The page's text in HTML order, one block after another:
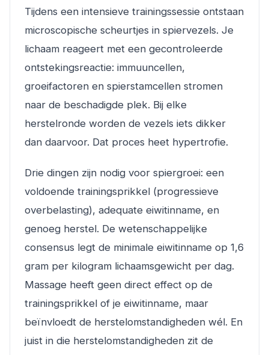
Tijdens een intensieve trainingssessie ontstaan
microscopische scheurtjes in spiervezels. Je
lichaam reageert met een gecontroleerde
ontstekingsreactie: immuuncellen,
groeifactoren en spierstamcellen stromen
naar de beschadigde plek. Bij elke
herstelronde worden de vezels iets dikker
dan daarvoor. Dat proces heet hypertrofie.
Drie dingen zijn nodig voor spiergroei: een
voldoende trainingsprikkel (progressieve
overbelasting), adequate eiwitinname, en
genoeg herstel. De wetenschappelijke
consensus legt de minimale eiwitinname op 1,6
gram per kilogram lichaamsgewicht per dag.
Massage heeft geen direct effect op de
trainingsprikkel of je eiwitinname, maar
beïnvloedt de herstelomstandigheden wél. En
juist in die herstelomstandigheden zit de